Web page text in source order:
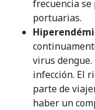
frecuencia se
portuarias.
virus
infección. El
parte de
haber un